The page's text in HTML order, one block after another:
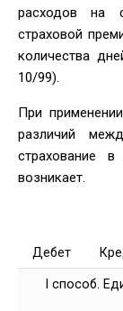
расходов на
страховой
количества
10/99).
При
различий
страхование
возникает.
Дебет
I способ.